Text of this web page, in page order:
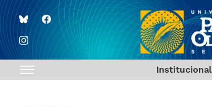
blueskyfacebook
instagram
Toggle
Institucional